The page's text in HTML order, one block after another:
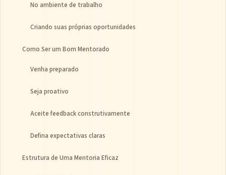
No ambiente de trabalho
Criando suas próprias oportunidades
Como Ser um Bom Mentorado
Venha preparado
Seja proativo
Aceite feedback construtivamente
Defina expectativas claras
Estrutura de Uma Mentoria Eficaz